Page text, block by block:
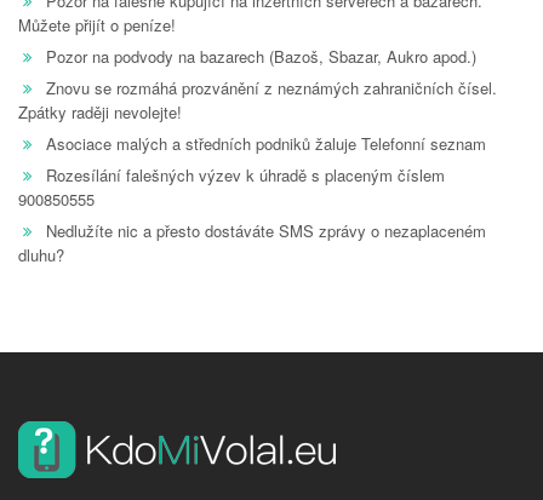
Můžete přijít o peníze!
Pozor na podvody na bazarech (Bazoš, Sbazar, Aukro apod.)
Znovu se rozmáhá prozvánění z neznámých zahraničních čísel.
Zpátky raději nevolejte!
Asociace malých a středních podniků žaluje Telefonní seznam
Rozesílání falešných výzev k úhradě s placeným číslem
900850555
Nedlužíte nic a přesto dostáváte SMS zprávy o nezaplaceném
dluhu?